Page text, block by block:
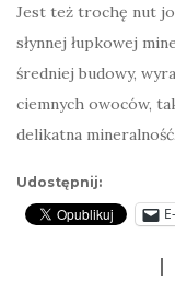
Jest też trochę nut
słynnej łupkowej
średniej budowy,
ciemnych owoców,
delikatna
Udostępnij: